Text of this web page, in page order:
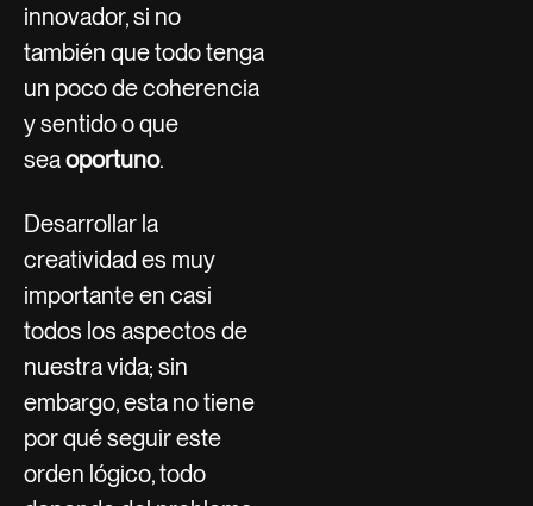
innovador, si no
también que todo tenga
un poco de coherencia
y sentido o que
seaoportuno.
Desarrollar la
creatividad es muy
importante en casi
todos los aspectos de
nuestra vida; sin
embargo, esta no tiene
por qué seguir este
orden lógico, todo